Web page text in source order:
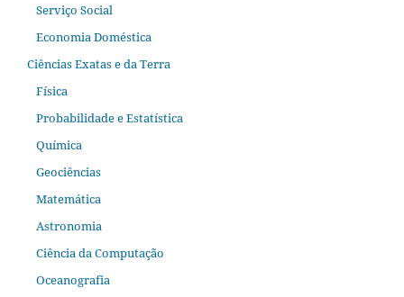
Serviço Social
Economia Doméstica
Ciências Exatas e da Terra
Física
Probabilidade e Estatística
Química
Geociências
Matemática
Astronomia
Ciência da Computação
Oceanografia